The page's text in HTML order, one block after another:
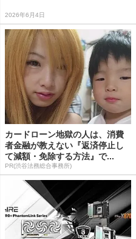
2026年6月4日
カードローン地獄の人は、消費
者金融が教えない『返済停止し
て減額・免除する方法』で...
PR(渋谷法務総合事務所)